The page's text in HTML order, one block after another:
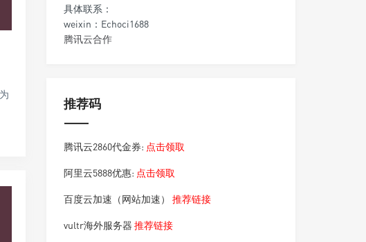
具体联系：
weixin：Echoci1688
腾讯云合作
推荐码
腾讯云2860代金券: 点击领取
阿里云5888优惠: 点击领取
百度云加速（网站加速）推荐链接
vultr海外服务器推荐链接